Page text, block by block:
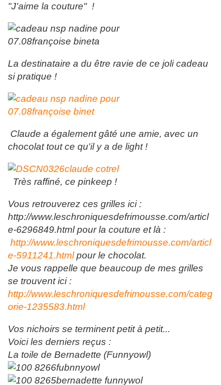
"J'aime la couture" !
La destinataire a du être ravie de ce joli cadeau
si pratique !
Claude a également gâté une amie, avec un
chocolat tout ce qu'il y a de light !
Très raffiné, ce pinkeep !
Vous retrouverez ces grilles ici :
http://www.leschroniquesdefrimousse.com/articl
e-6296849.html pour la couture et là :
http://www.leschroniquesdefrimousse.com/articl
e-5911241.htmlpour le chocolat.
Je vous rappelle que beaucoup de mes grilles
se trouvent ici :
http://www.leschroniquesdefrimousse.com/categ
orie-1235583.html
Vos nichoirs se terminent petit à petit...
Voici les derniers reçus :
La toile de Bernadette (Funnyowl)